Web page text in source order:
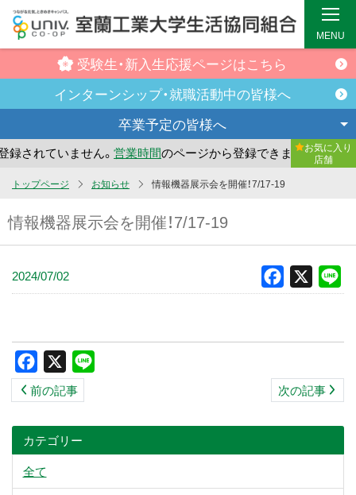
ン
コ
受験生・新入生応援ページはこちら
インターンシップ・就職活動中の皆様へ
卒業予定の皆様へ
されていません。営業時間のページから登録できます。 ま
お気に入り
店舗
MENU
トップページ お知らせ 情報機器展示会を開催！7/17-19
情報機器展示会を開催！7/17-19
2024/07/02 Facebook
Facebook
前の記事 次の記事
カテゴリー
全て